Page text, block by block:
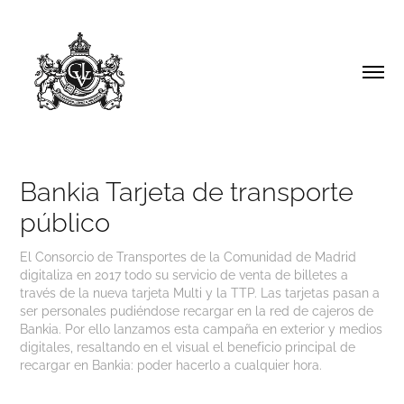
Bankia Tarjeta de transporte
público
El Consorcio de Transportes de la Comunidad de Madrid
digitaliza en 2017 todo su servicio de venta de billetes a
través de la nueva tarjeta Multi y la TTP. Las tarjetas pasan a
ser personales pudiéndose recargar en la red de cajeros de
Bankia. Por ello lanzamos esta campaña en exterior y medios
digitales, resaltando en el visual el beneficio principal de
recargar en Bankia: poder hacerlo a cualquier hora.